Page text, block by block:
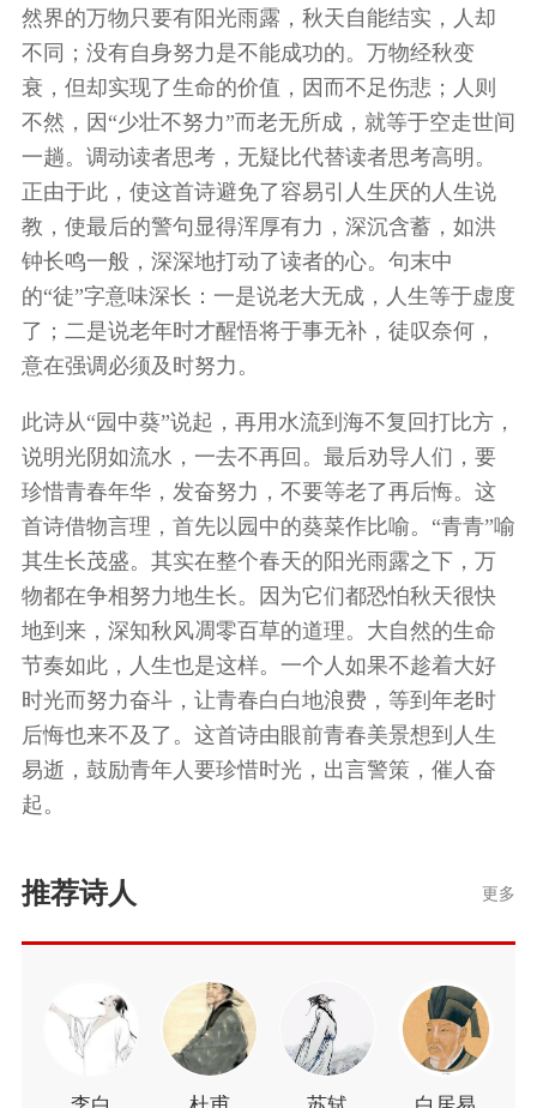
然界的万物只要有阳光雨露，秋天自能结实，人却
不同；没有自身努力是不能成功的。万物经秋变
衰，但却实现了生命的价值，因而不足伤悲；人则
不然，因“少壮不努力”而老无所成，就等于空走世间
一趟。调动读者思考，无疑比代替读者思考高明。
正由于此，使这首诗避免了容易引人生厌的人生说
教，使最后的警句显得浑厚有力，深沉含蓄，如洪
钟长鸣一般，深深地打动了读者的心。句末中
的“徒”字意味深长：一是说老大无成，人生等于虚度
了；二是说老年时才醒悟将于事无补，徒叹奈何，
意在强调必须及时努力。
此诗从“园中葵”说起，再用水流到海不复回打比方，
说明光阴如流水，一去不再回。最后劝导人们，要
珍惜青春年华，发奋努力，不要等老了再后悔。这
首诗借物言理，首先以园中的葵菜作比喻。“青青”喻
其生长茂盛。其实在整个春天的阳光雨露之下，万
物都在争相努力地生长。因为它们都恐怕秋天很快
地到来，深知秋风凋零百草的道理。大自然的生命
节奏如此，人生也是这样。一个人如果不趁着大好
时光而努力奋斗，让青春白白地浪费，等到年老时
后悔也来不及了。这首诗由眼前青春美景想到人生
易逝，鼓励青年人要珍惜时光，出言警策，催人奋
起。
推荐诗人 更多